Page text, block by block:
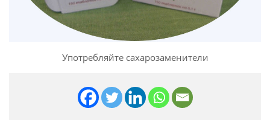
Употребляйте сахарозаменители